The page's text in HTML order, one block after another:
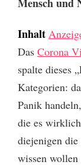
Inhalt
Das Corona
spalte dieses
Kategorien:
Panik
die es
diejenigen
wissen wollen